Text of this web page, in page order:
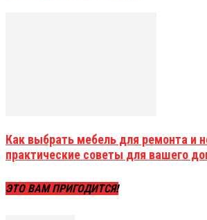
Как выбрать мебель для ремонта и
практические советы для вашего
ЭТО ВАМ ПРИГОДИТСЯ!